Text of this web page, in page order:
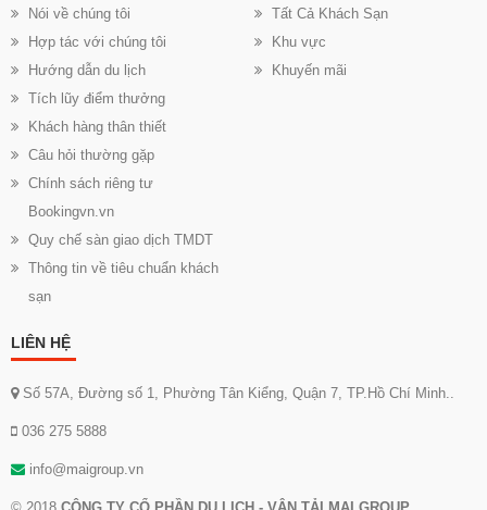
Nói về chúng tôi
Hợp tác với chúng tôi
Hướng dẫn du lịch
Tích lũy điểm thưởng
Khách hàng thân thiết
Câu hỏi thường gặp
Chính sách riêng tư
Bookingvn.vn
Quy chế sàn giao dịch TMDT
Thông tin về tiêu chuẩn khách
sạn
Tất Cả Khách Sạn
Khu vực
Khuyến mãi
LIÊN HỆ
Số 57A, Đường số 1, Phường Tân Kiểng, Quận 7, TP.Hồ Chí Minh..
036 275 5888
info@maigroup.vn